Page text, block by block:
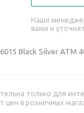
Наши
вами и
Black Silver ATM
только для
цен в розничных